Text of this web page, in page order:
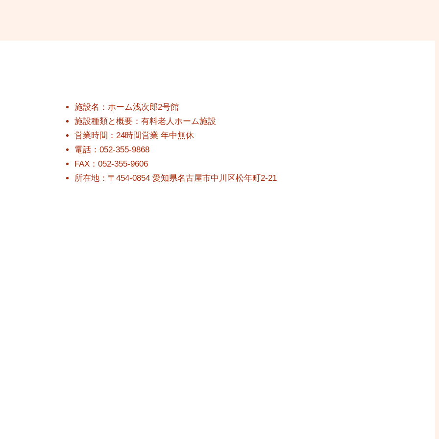
施設名：ホーム浅次郎2号館
施設種類と概要：有料老人ホーム施設
営業時間：24時間営業 年中無休
電話：052-355-9868
FAX：052-355-9606
所在地：〒454-0854 愛知県名古屋市中川区松年町2-21